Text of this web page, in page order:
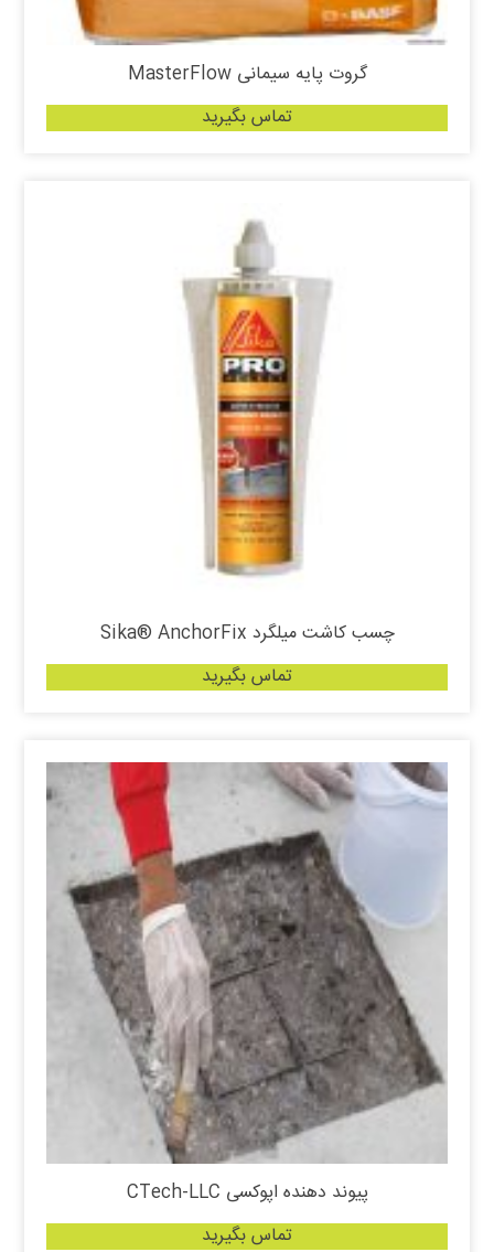
گروت پایه سیمانی MasterFlow
تماس بگیرید
چسب کاشت میلگرد Sika® AnchorFix
تماس بگیرید
پیوند دهنده اپوکسی CTech-LLC
تماس بگیرید